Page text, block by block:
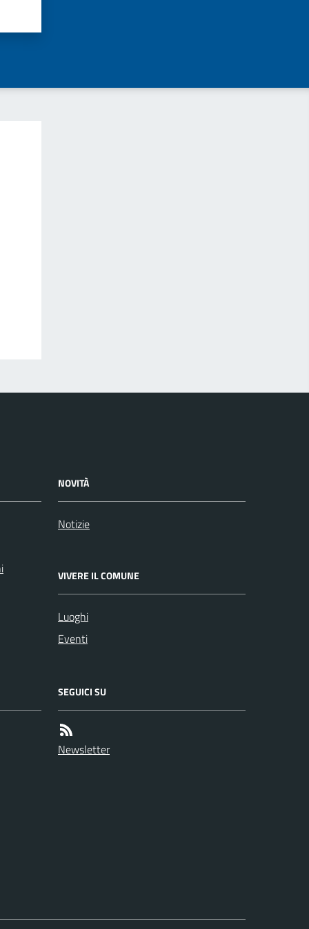
NOVITÀ
Notizie
VIVERE IL COMUNE
Luoghi
Eventi
SEGUICI SU
Newsletter